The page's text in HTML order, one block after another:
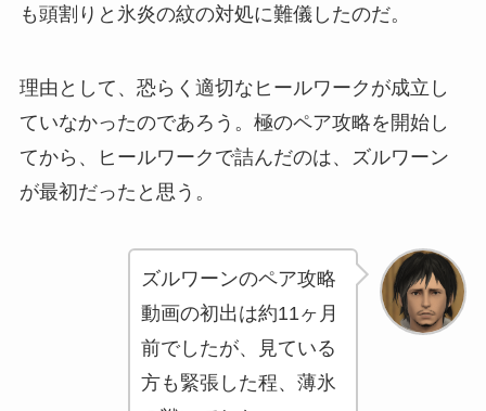
も頭割りと氷炎の紋の対処に難儀したのだ。
理由として、恐らく適切なヒールワークが成立し
ていなかったのであろう。極のペア攻略を開始し
てから、ヒールワークで詰んだのは、ズルワーン
が最初だったと思う。
ズルワーンのペア攻略
動画の初出は約11ヶ月
前でしたが、見ている
方も緊張した程、薄氷